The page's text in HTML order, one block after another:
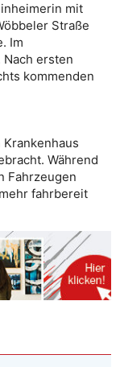
mit
Straße
Im
ersten
kommenden
Während
Fahrzeugen
fahrbereit